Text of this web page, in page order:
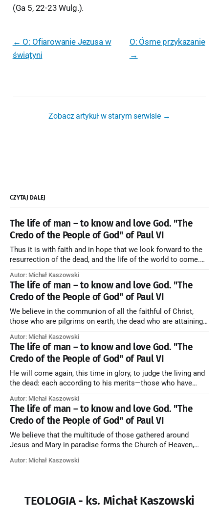
(Ga 5, 22-23 Wulg.).
← O: Ofiarowanie Jezusa w
świątyni
O: Ósme przykazanie
→
Zobacz artykuł w starym serwisie →
CZYTAJ DALEJ
The life of man – to know and love God. "The
Credo of the People of God" of Paul VI
Thus it is with faith and in hope that we look forward to the
resurrection of the dead, and the life of the world to come.
artykuł w starym serwisie →
Autor: Michał Kaszowski
The life of man – to know and love God. "The
Credo of the People of God" of Paul VI
We believe in the communion of all the faithful of Christ,
those who are pilgrims on earth, the dead who are attaining
forming one Church; and we believe that in this communion
the merciful love of God and His saints is
Autor: Michał Kaszowski
The life of man – to know and love God. "The
Credo of the People of God" of Paul VI
He will come again, this time in glory, to judge the living and
the dead: each according to his merits—those who have
those who have refused them to the end going to the fire that
is not
Autor: Michał Kaszowski
The life of man – to know and love God. "The
Credo of the People of God" of Paul VI
We believe that the multitude of those gathered around
Jesus and Mary in paradise forms the Church of Heaven,
they also, in different degrees, are associated with the holy
Autor: Michał Kaszowski
TEOLOGIA - ks. Michał Kaszowski